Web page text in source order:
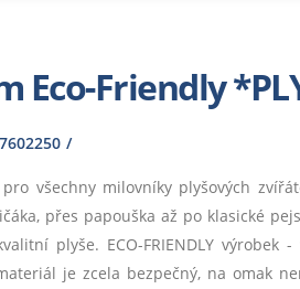
Eco-Friendly
všechny milovníky plyšových
přes papouška až po klasické
plyše. ECO-FRIENDLY
je zcela bezpečný, na omak